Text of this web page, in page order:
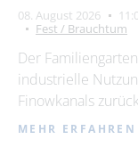
08. August 2026
Fest / Brauchtum
Der
industrielle
Finowkanals
MEHR ERFAHREN